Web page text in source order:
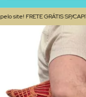
FRETE GRÁTIS SP/CAPITAL